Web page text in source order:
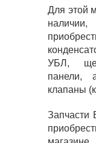
Для этой
УБЛ,
панели,
клапаны
Запчасти